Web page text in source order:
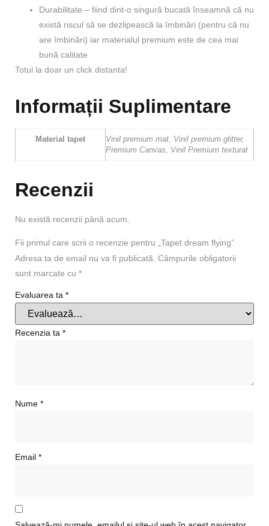
Durabilitate – fiind dint-o singură bucată înseamnă că nu
există riscul să se dezlipească la îmbinări (pentru că nu
are îmbinări) iar materialul premium este de cea mai
bună calitate
Totul la doar un click distanta!
Informații Suplimentare
Material tapet
Vinil premium mat, Vinil premium glitter,
Premium Canvas, Vinil Premium texturat
Recenzii
Nu există recenzii până acum.
Fii primul care scrii o recenzie pentru „Tapet dream flying”
Adresa ta de email nu va fi publicată. Câmpurile obligatorii
sunt marcate cu *
Evaluarea ta *
Recenzia ta *
Nume *
Email *